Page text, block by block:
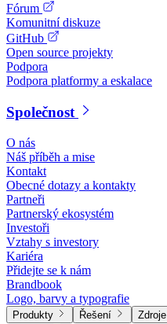
Fórum
Komunitní diskuze
GitHub
Open source projekty
Podpora
Podpora platformy a eskalace
Společnost
O nás
Náš příběh a mise
Kontakt
Obecné dotazy a kontakty
Partneři
Partnerský ekosystém
Investoři
Vztahy s investory
Kariéra
Přidejte se k nám
Brandbook
Logo, barvy a typografie
Produkty Řešení Zdroje